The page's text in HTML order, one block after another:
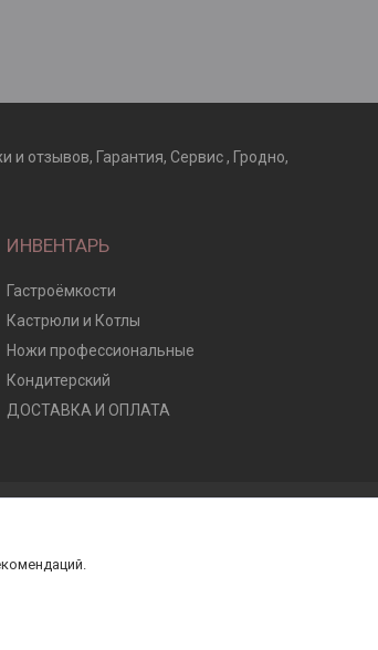
отзывов, Гарантия, Сервис , Гродно,
ИНВЕНТАРЬ
Гастроёмкости
Кастрюли и Котлы
Ножи профессиональные
Кондитерский
ДОСТАВКА И ОПЛАТА